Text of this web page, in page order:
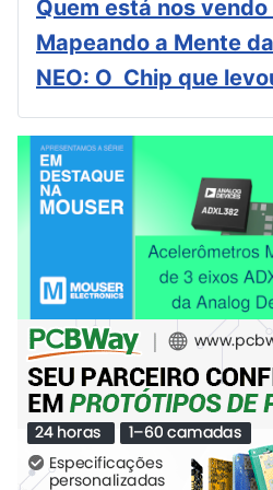
Quem está nos
Mapeando a Mente
NEO: O Chip que